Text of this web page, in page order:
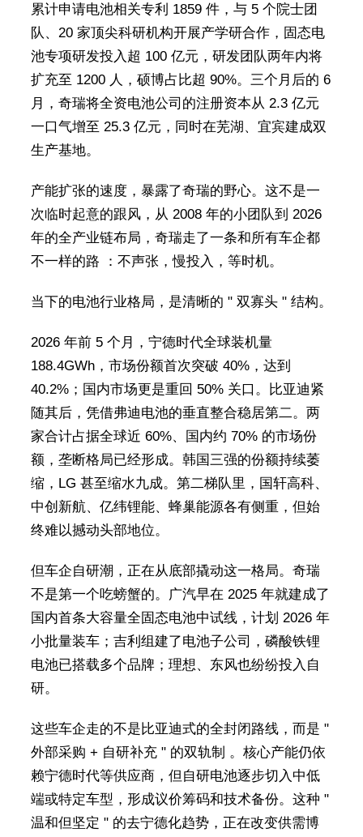
累计申请电池相关专利 1859 件，与 5 个院士团
队、20 家顶尖科研机构开展产学研合作，固态电
池专项研发投入超 100 亿元，研发团队两年内将
扩充至 1200 人，硕博占比超 90%。三个月后的 6
月，奇瑞将全资电池公司的注册资本从 2.3 亿元
一口气增至 25.3 亿元，同时在芜湖、宜宾建成双
生产基地。
产能扩张的速度，暴露了奇瑞的野心。这不是一
次临时起意的跟风，从 2008 年的小团队到 2026
年的全产业链布局，奇瑞走了一条和所有车企都
不一样的路 ：不声张，慢投入，等时机。
当下的电池行业格局，是清晰的 " 双寡头 " 结构。
2026 年前 5 个月，宁德时代全球装机量
188.4GWh，市场份额首次突破 40%，达到
40.2%；国内市场更是重回 50% 关口。比亚迪紧
随其后，凭借弗迪电池的垂直整合稳居第二。两
家合计占据全球近 60%、国内约 70% 的市场份
额，垄断格局已经形成。韩国三强的份额持续萎
缩，LG 甚至缩水九成。第二梯队里，国轩高科、
中创新航、亿纬锂能、蜂巢能源各有侧重，但始
终难以撼动头部地位。
但车企自研潮，正在从底部撬动这一格局。奇瑞
不是第一个吃螃蟹的。广汽早在 2025 年就建成了
国内首条大容量全固态电池中试线，计划 2026 年
小批量装车；吉利组建了电池子公司，磷酸铁锂
电池已搭载多个品牌；理想、东风也纷纷投入自
研。
这些车企走的不是比亚迪式的全封闭路线，而是 "
外部采购 + 自研补充 " 的双轨制 。核心产能仍依
赖宁德时代等供应商，但自研电池逐步切入中低
端或特定车型，形成议价筹码和技术备份。这种 "
温和但坚定 " 的去宁德化趋势，正在改变供需博